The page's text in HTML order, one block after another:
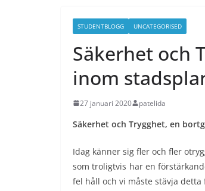
STUDENTBLOGG UNCATEGORISED
Säkerhet och
inom
27 januari 2020 patelida
Säkerhet och Trygghet, en
Idag känner sig fler och fler
som troligtvis har en
fel håll och vi måste stävja